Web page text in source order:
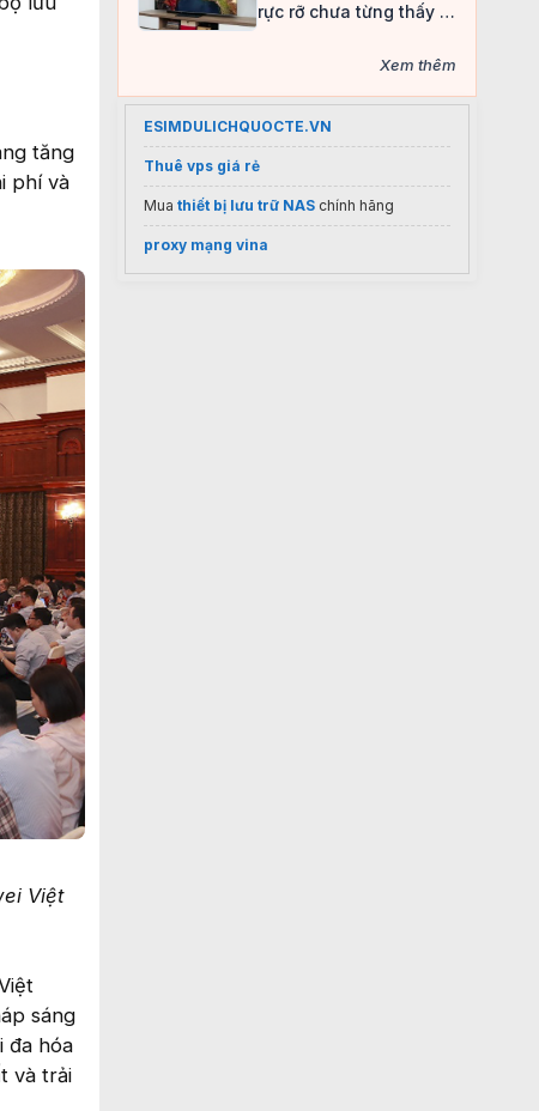
tăng
phí và
Việt
sáng
đa hóa
và trải
rực rỡ chưa từng thấy ở
Xem thêm
ESIMDULICHQUOCTE.VN
Thuê vps giá rẻ
Mua thiết bị lưu trữ NAS chính hãng
proxy mạng vina